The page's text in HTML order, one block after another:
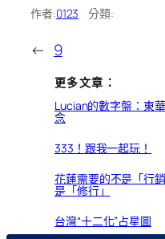
作者:0123 分類:
← 9
更多文章：
Lucian的數字盤：東
念
333！跟我一起玩！
花蓮需要的不是「行
是「修行」
台灣“十二化”占星圖